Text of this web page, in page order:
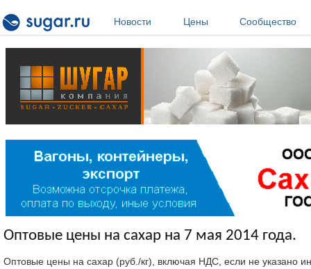
Новости
Цены Сообщество
Оптовые цены на сахар на 7 мая 2014 года.
Оптовые цены на сахар (руб./кг), включая НДС, если не указано